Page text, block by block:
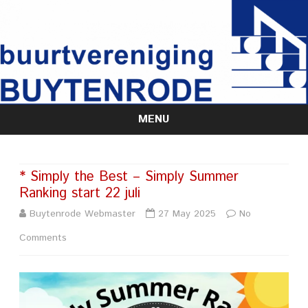
MENU
Skip
* Simply the Best – Simply Summer
Ranking start 22 juli
Buytenrode Webmaster 27 May 2025
No
Comments
Simply